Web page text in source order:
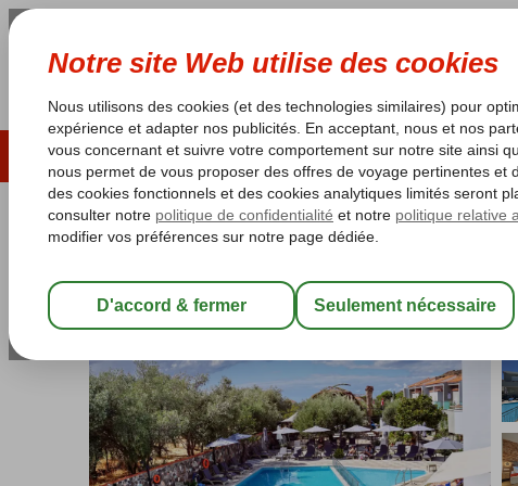
ÉTÉ 2026 LAST MINUTES
Les garanties de vacances Garantie du prix le plus bas*
Sunset Hotel Lesbos